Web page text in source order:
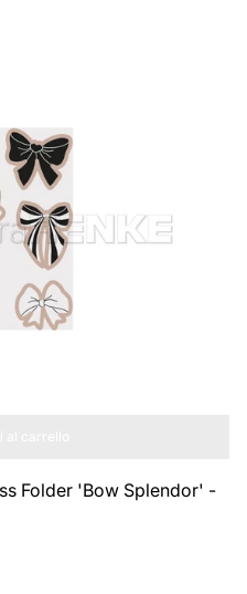
Folder 'Bow Splendor' -